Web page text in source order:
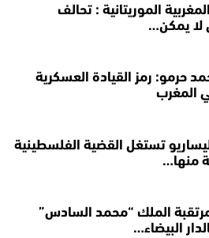
الموريتانية : تحالف
لا يمكن…
حرمو: رمز القيادة العسكرية
المغرب
تستغل القضية الفلسطينية
منها…
الملك “محمد السادس”
البيضاء…